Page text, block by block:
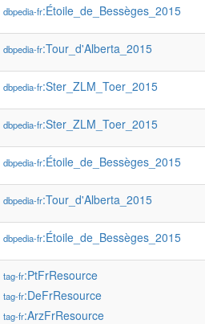
dbpedia-fr:Étoile_de_Bessèges_2015
dbpedia-fr:Tour_d'Alberta_2015
dbpedia-fr:Ster_ZLM_Toer_2015
dbpedia-fr:Ster_ZLM_Toer_2015
dbpedia-fr:Étoile_de_Bessèges_2015
dbpedia-fr:Tour_d'Alberta_2015
dbpedia-fr:Étoile_de_Bessèges_2015
tag-fr:PtFrResource
tag-fr:DeFrResource
tag-fr:ArzFrResource